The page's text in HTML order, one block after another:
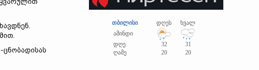
თბილისი დღეს
ხვალ
ამინდი
დღე
32
31
ღამე
20 20